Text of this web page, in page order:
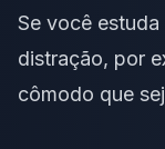
Se você estuda
distração, por
cômodo que